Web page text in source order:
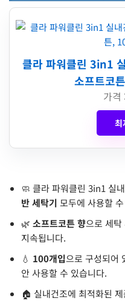
클라 파워클린 3in1
소프트코
가격
최
🧼 클라 파워클린 3in1 실
반 세탁기 모두에 사용할
🌿 소프트코튼 향으로 세탁
지속됩니다.
💧 100개입으로 구성되어
안 사용할 수 있습니다.
🏠 실내건조에 최적화된